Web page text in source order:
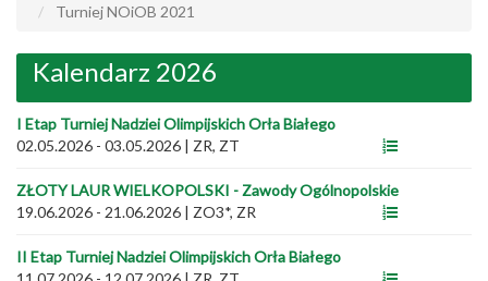
Turniej NOiOB 2021
Kalendarz 2026
I Etap Turniej Nadziei Olimpijskich Orła Białego
02.05.2026 - 03.05.2026 | ZR, ZT
ZŁOTY LAUR WIELKOPOLSKI - Zawody Ogólnopolskie
19.06.2026 - 21.06.2026 | ZO3*, ZR
II Etap Turniej Nadziei Olimpijskich Orła Białego